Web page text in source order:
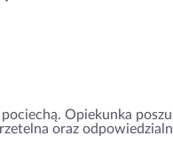
Opiekunka
oraz